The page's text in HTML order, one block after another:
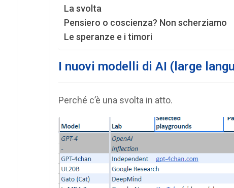
La svolta
Pensiero o coscienza? Non scherziamo
Le speranze e i timori
I nuovi modelli di AI (large
Perché c’è una svolta in atto.